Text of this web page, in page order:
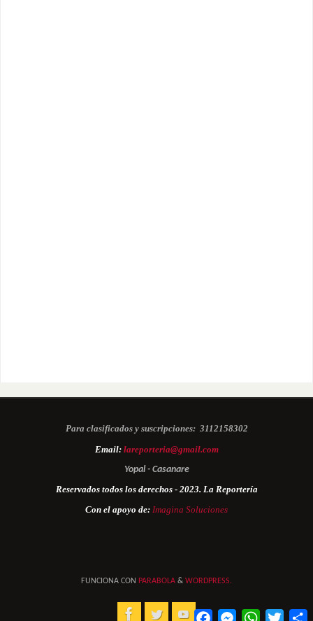
Para clasificados y suscripciones: 3112158302
Email: lareporteria@gmail.com
Yopal - Casanare
Reservados todos los derechos - 2023. La Reportería
Con el apoyo de: Imagina Soluciones
FUNCIONA CON PARABOLA & WORDPRESS.
FacebookMessengerWhatsApp
Twitter